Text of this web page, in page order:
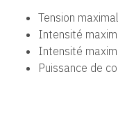
Tension
Intensité
Intensité
Puissance de